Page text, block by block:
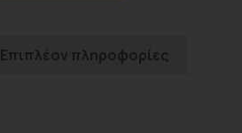
Επιπλέον πληροφορίες